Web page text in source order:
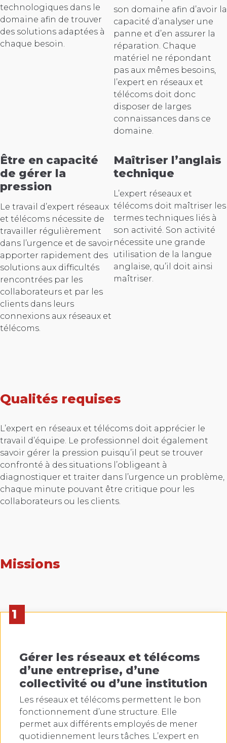
technologiques dans le
domaine afin de trouver
des solutions adaptées à
chaque besoin.
son domaine afin d’avoir la
capacité d’analyser une
panne et d’en assurer la
réparation. Chaque
matériel ne répondant
pas aux mêmes besoins,
l’expert en réseaux et
télécoms doit donc
disposer de larges
connaissances dans ce
domaine.
Être en capacité
de gérer la
pression
Le travail d’expert réseaux
et télécoms nécessite de
travailler régulièrement
dans l’urgence et de savoir
apporter rapidement des
solutions aux difficultés
rencontrées par les
collaborateurs et par les
clients dans leurs
connexions aux réseaux et
télécoms.
Maîtriser l’anglais
technique
L’expert réseaux et
télécoms doit maîtriser les
termes techniques liés à
son activité. Son activité
nécessite une grande
utilisation de la langue
anglaise, qu’il doit ainsi
maîtriser.
Qualités requises
L’expert en réseaux et télécoms doit apprécier le
travail d’équipe. Le professionnel doit également
savoir gérer la pression puisqu’il peut se trouver
confronté à des situations l’obligeant à
diagnostiquer et traiter dans l’urgence un problème,
chaque minute pouvant être critique pour les
collaborateurs ou les clients.
Missions
1
Gérer les réseaux et télécoms
d’une entreprise, d’une
collectivité ou d’une institution
Les réseaux et télécoms permettent le bon
fonctionnement d’une structure. Elle
permet aux différents employés de mener
quotidiennement leurs tâches. L’expert en